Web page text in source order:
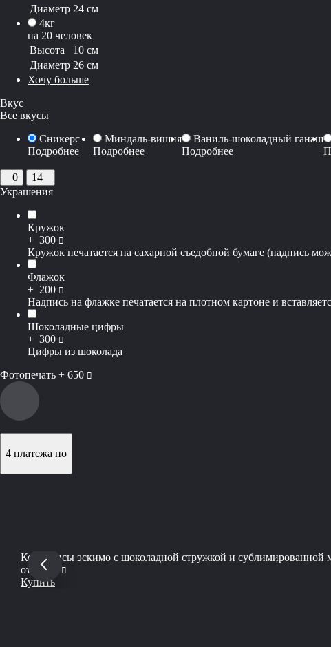
Диаметр 24 см
4кг
на 20 человек
Высота
10 см
Диаметр 26 см
Хочу больше
Вкус
Все вкусы
Сникерс
Подробнее
Миндаль-вишня
Подробнее
Ваниль-шоколадный ганаш
Подробнее
0
14
Украшения
Кружок
+ 300 руб
Кружок печатается на сахарной съедобной бумаге (надпись
Флажок
+ 200 руб
Надпись на флажке печатается на плотном картоне и
Шоколадные цифры
+ 300 руб
Цифры из шоколада
Фотопечать + 650 руб
4 платежа по
Кейкпопсы эскимо с шоколадной стружкой и сублимированной
от
2 000
руб
Купить